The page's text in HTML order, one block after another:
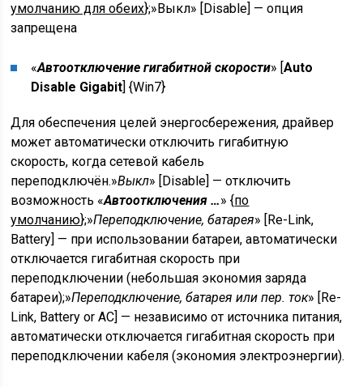
умолчанию для обеих};»Выкл» [Disable] — опция
запрещена
«Автоотключение гигабитной скорости» [Auto
Disable Gigabit] {Win7}
Для обеспечения целей энергосбережения, драйвер
может автоматически отключить гигабитную
скорость, когда сетевой кабель
переподключён.»Выкл» [Disable] — отключить
возможность «Автоотключения …» {по
умолчанию};»Переподключение, батарея» [Re-Link,
Battery] — при использовании батареи, автоматически
отключается гигабитная скорость при
переподключении (небольшая экономия заряда
батареи);»Переподключение, батарея или пер. ток» [Re-
Link, Battery or AC] — независимо от источника питания,
автоматически отключается гигабитная скорость при
переподключении кабеля (экономия электроэнергии).